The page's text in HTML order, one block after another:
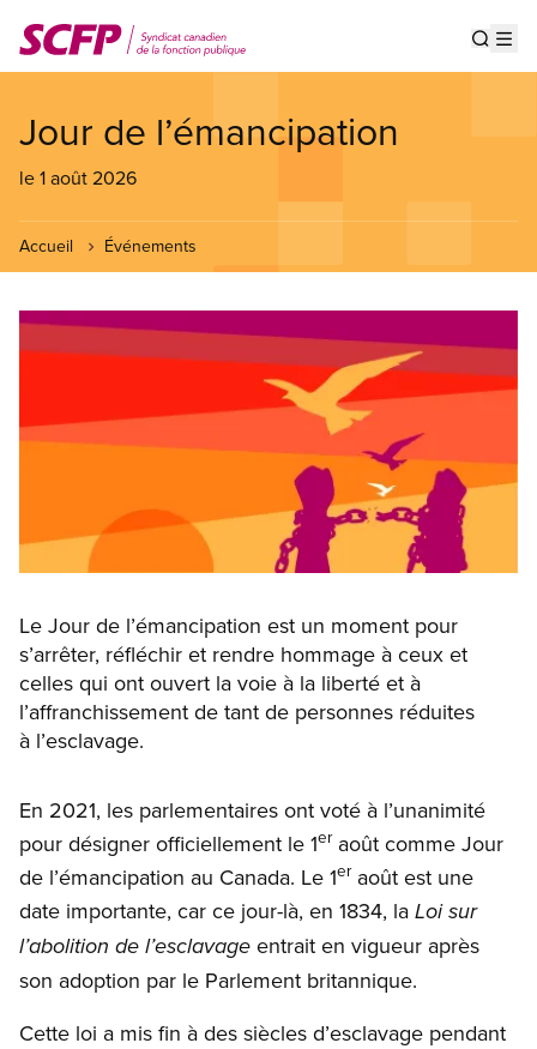
au
contenu
Jour de l’émancipation
le 1 août 2026
Accueil Événements
Le Jour de l’émancipation est un moment pour
s’arrêter, réfléchir et rendre hommage à ceux et
celles qui ont ouvert la voie à la liberté et à
l’affranchissement de tant de personnes réduites
à l’esclavage.
En 2021, les parlementaires ont voté à l’unanimité
pour désigner officiellement le 1eraoût comme Jour
de l’émancipation au Canada. Le 1eraoût est une
date importante, car ce jour-là, en 1834, la Loi sur
l’abolition de l’esclavage entrait en vigueur après
son adoption par le Parlement britannique.
Cette loi a mis fin à des siècles d’esclavage pendant